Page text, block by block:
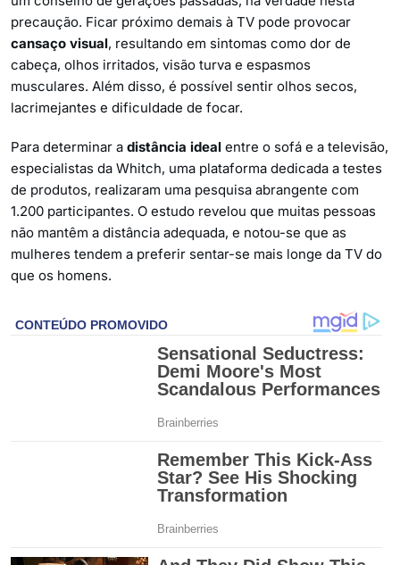
precaução. Ficar próximo demais à TV pode provocar
cansaço visual, resultando em sintomas como dor de
cabeça, olhos irritados, visão turva e espasmos
musculares. Além disso, é possível sentir olhos secos,
lacrimejantes e dificuldade de focar.
Para determinar a distância ideal entre o sofá e a televisão,
especialistas da Whitch, uma plataforma dedicada a testes
de produtos, realizaram uma pesquisa abrangente com
1.200 participantes. O estudo revelou que muitas pessoas
não mantêm a distância adequada, e notou-se que as
mulheres tendem a preferir sentar-se mais longe da TV do
que os homens.